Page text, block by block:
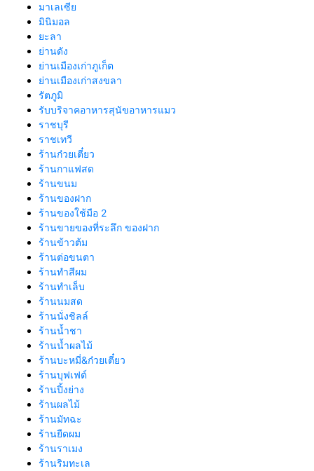
มาเลเซีย
มินิมอล
ยะลา
ย่านดัง
ย่านเมืองเก่าภูเก็ต
ย่านเมืองเก่าสงขลา
รัตภูมิ
รับบริจาคอาหารสุนัขอาหารแมว
ราชบุรี
ราชเทวี
ร้านก๋วยเตี๋ยว
ร้านกาแฟสด
ร้านขนม
ร้านของฝาก
ร้านของใช้มือ 2
ร้านขายของที่ระลึก ของฝาก
ร้านข้าวต้ม
ร้านต่อขนตา
ร้านทำสีผม
ร้านทำเล็บ
ร้านนมสด
ร้านนั่งชิลล์
ร้านน้ำชา
ร้านน้ำผลไม้
ร้านบะหมี่&ก๋วยเตี๋ยว
ร้านบุฟเฟต์
ร้านปิ้งย่าง
ร้านผลไม้
ร้านมัทฉะ
ร้านยืดผม
ร้านราเมง
ร้านริมทะเล